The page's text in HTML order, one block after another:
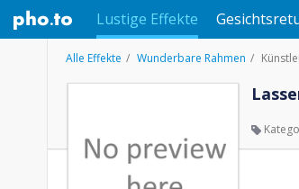
Lustige Effekte
Alle Effekte Wunderbare Rahmen